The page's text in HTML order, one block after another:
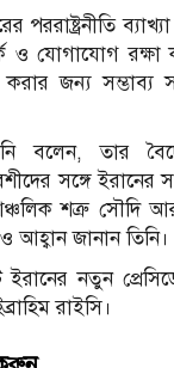
পররাষ্ট্রনীতি
ও যোগাযোগ
করার জন্য
বলেন, তার
সঙ্গে ইরানের
শত্রু সৌদি
জানান তিনি।
নতুন
রাইসি।